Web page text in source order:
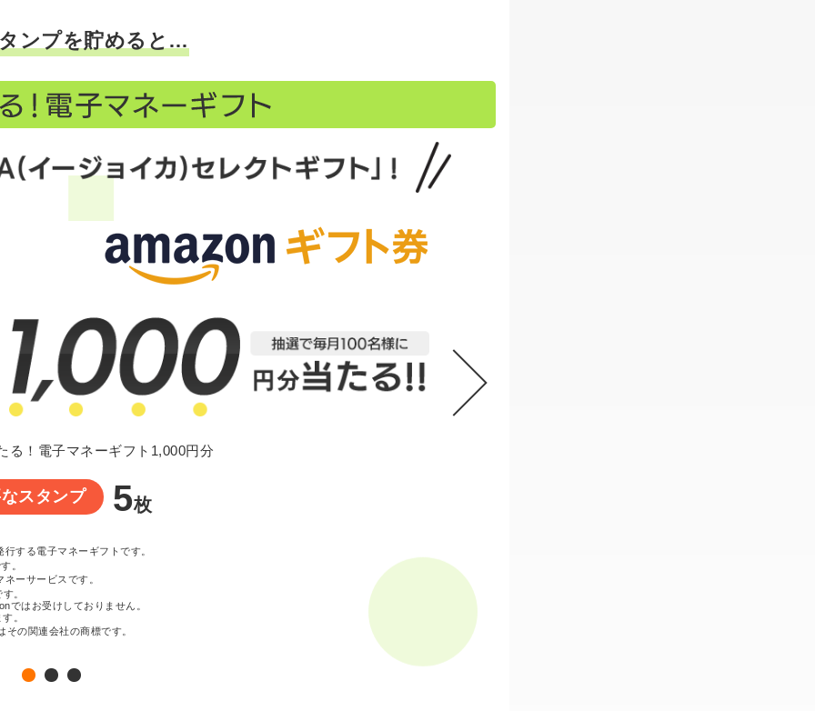
ンプを貯めると…
る！電子マネーギフト1,000円分
スタンプ 5枚
する電子マネーギフトです。
。
ーサービスです。
。
ではお受けしておりません。
。
の関連会社の商標です。